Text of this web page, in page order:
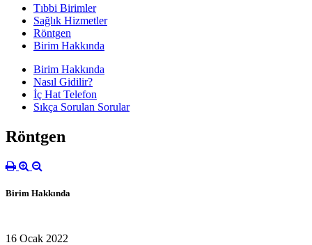
Tıbbi Birimler
Sağlık Hizmetler
Röntgen
Birim Hakkında
Birim Hakkında
Nasıl Gidilir?
İç Hat Telefon
Sıkça Sorulan Sorular
Röntgen
Birim Hakkında
16 Ocak 2022